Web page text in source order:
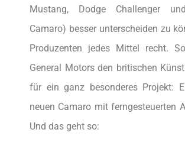
Mustang, Dodge Challenger
Camaro) besser unterscheiden zu
Produzenten jedes Mittel recht.
General Motors den britischen
für ein ganz besonderes Projekt:
neuen Camaro mit ferngesteuerten
Und das geht so: